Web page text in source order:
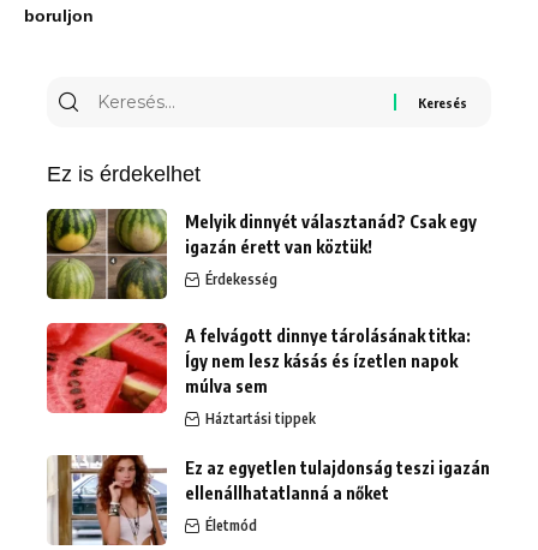
boruljon
Keresés
Ez is érdekelhet
Melyik dinnyét választanád? Csak egy
igazán érett van köztük!
Érdekesség
A felvágott dinnye tárolásának titka:
Így nem lesz kásás és ízetlen napok
múlva sem
Háztartási tippek
Ez az egyetlen tulajdonság teszi igazán
ellenállhatatlanná a nőket
Életmód